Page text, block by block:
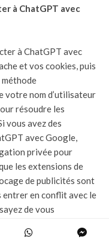
à ChatGPT avec
à ChatGPT avec
et vos cookies, puis
votre nom d’utilisateur
résoudre les
vous avez des
avec Google,
privée pour
les extensions de
de publicités sont
entrer en conflit avec le
de vous
expirée peut causer